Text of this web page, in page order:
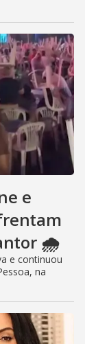
e
🌧️
e continuou
na